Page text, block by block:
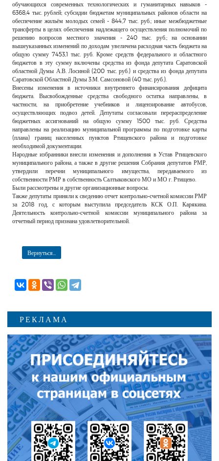
обучающихся современных технологических и гуманитарных навыков -
6368,4 тыс. рублей; субсидии бюджетам муниципальных районов области на
обеспечение жильём молодых семей - 844,7 тыс. руб.; иные межбюджетные
трансферты в целях обеспечения надлежащего осуществления полномочий по
решению вопросов местного значения - 240 тыс. руб.; на основании
вышеуказанных изменений по доходам увеличена расходная часть бюджета на
общую сумму 7453,1 тыс. руб. Кроме средств федерального и областного
бюджетов в эту сумму включены средства из фонда депутата Саратовской
областной Думы А.В. Лосиной (200 тыс. руб.) и средства из фонда депутата
Саратовской Областной Думы 3.М. Самсоновой (40 тыс. руб.).
Внесены изменения в источники внутреннего финансирования дефицита
бюджета. Высвобожденные средства свободного остатка направлены, в
частности, на приобретение учебников и лицензирование автобусов,
осуществляющих подвоз детей. Депутаты согласовали перераспределение
бюджетных ассигнований на общую сумму 1500 тыс. руб. Средства
направлены на реализацию муниципальной программы по подготовке карты
(плана) границ населенных пунктов Ртищевского района и подготовке
необходимой документации.
Народные избранники внесли изменения и дополнения в Устав Ртищевского
муниципального района, а также в другие решения Собрания депутатов РМР,
утвердили перечни муниципального имущества, передаваемого из
собственности РМР в собственность Салтыковского МО и МО г. Ртищево.
Были рассмотрены и другие организационные вопросы.
Также депутаты приняли к сведению отчет контрольно-счетной комиссии РМР
за 2018 год, с которым выступила председатель КСК О.П. Карякина.
Деятельность контрольно-счетной комиссии муниципального района за
отчетный период признана удовлетворительной.
Вернуться...
РЕКЛАМА